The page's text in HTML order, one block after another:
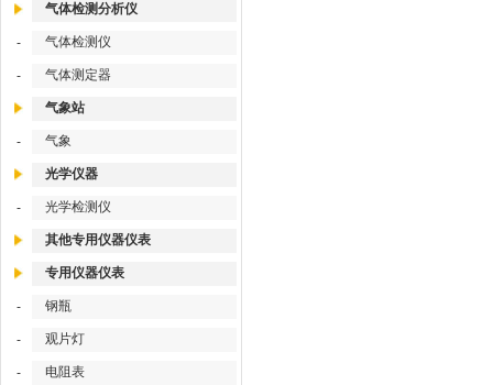
气体检测分析仪
- 气体检测仪
- 气体测定器
气象站
- 气象
光学仪器
- 光学检测仪
其他专用仪器仪表
专用仪器仪表
- 钢瓶
- 观片灯
- 电阻表